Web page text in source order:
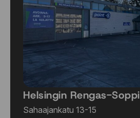
Helsingin Rengas-Soppi
Sahaajankatu 13-15